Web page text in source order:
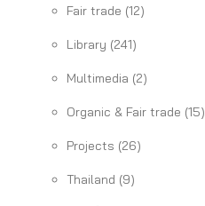
Fair trade (12)
Library (241)
Multimedia (2)
Organic & Fair trade (15)
Projects (26)
Thailand (9)